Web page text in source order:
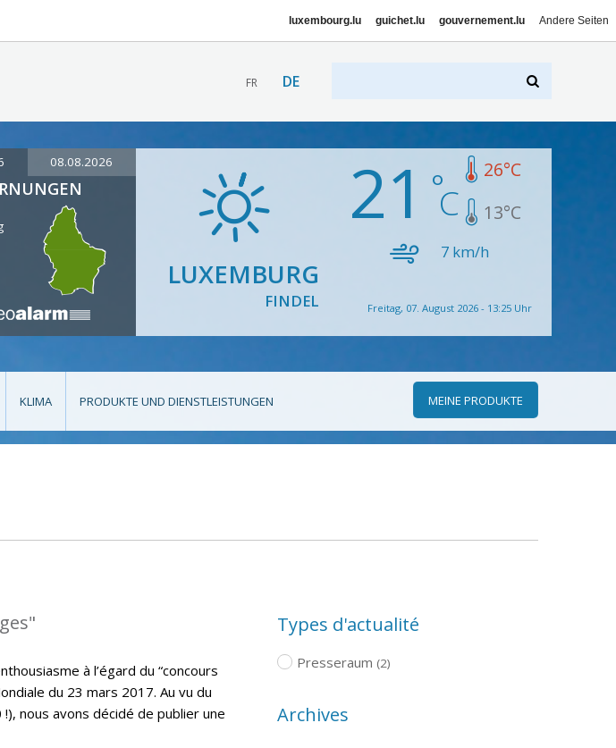
luxembourg.lu guichet.lu gouvernement.lu Andere Seiten
FR DE
08.08.2026
LUXEMBURG
FINDEL
21 26°C
13°C
7 km/h
Freitag, 07. August 2026 - 13:25 Uhr
KLIMA PRODUKTE UND DIENSTLEISTUNGEN MEINE PRODUKTE
à l’égard du “concours
du 23 mars 2017. Au vu du
nous avons décidé de publier une
Types d'actualité
Presseraum (2)
Archives